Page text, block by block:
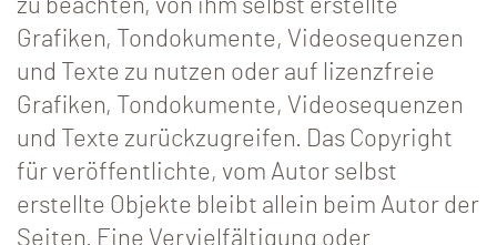
zu beachten, von ihm selbst erstellte
Grafiken, Tondokumente, Videosequenzen
und Texte zu nutzen oder auf lizenzfreie
Grafiken, Tondokumente, Videosequenzen
und Texte zurückzugreifen. Das Copyright
für veröffentlichte, vom Autor selbst
erstellte Objekte bleibt allein beim Autor der
Seiten. Eine Vervielfältigung oder